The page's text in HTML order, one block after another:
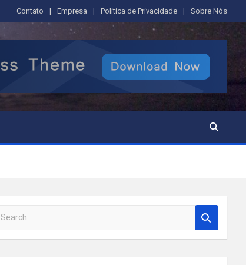
Contato Empresa Política de Privacidade Sobre Nós